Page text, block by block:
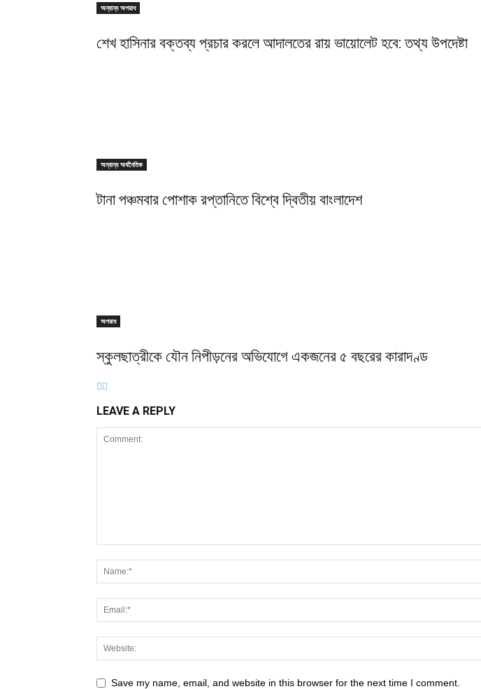
অন্যান্য অপরাধ
শেখ হাসিনার বক্তব্য প্রচার করলে আদালতের রায় ভায়োলেট হবে: তথ্য উপদেষ্টা
অন্যান্য অর্থনৈতিক
টানা পঞ্চমবার পোশাক রপ্তানিতে বিশ্বে দ্বিতীয় বাংলাদেশ
অপরাধ
স্কুলছাত্রীকে যৌন নিপীড়নের অভিযোগে একজনের ৫ বছরের কারাদণ্ড
LEAVE A REPLY
Save my name, email, and website in this browser for the next time I comment.